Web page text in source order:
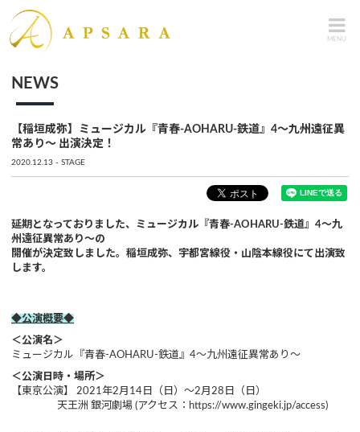
MENU
NEWS
【稲垣成弥】ミュージカル『青春-AOHARU-鉄道』4～九州遠征異
常あり～ 出演決定！
2020.12.13 STAGE
延期となっておりました、ミュージカル『青春-AOHARU-鉄道』4～九
州遠征異常あり～の
開催が決定致しました。稲垣成弥、宇都宮線役・山陰本線役​にて出演致
します。
◆公演概要◆
＜公演名＞
ミュージカル『青春-AOHARU-鉄道』4～九州遠征異常あり～
＜公演日時・場所＞
【東京公演】 2021年2月14日（日）～2月28日（日）
天王洲 銀河劇場 (アクセス：https://www.gingeki.jp/access​)